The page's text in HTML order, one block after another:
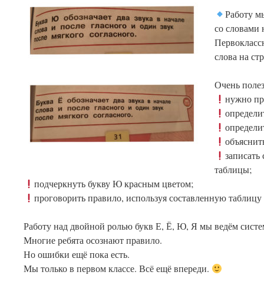
Работу
со словами
слова на
Очень
нужно
таблицы;
подчеркнуть букву Ю красным цветом;
проговорить правило, используя составленную
Работу над двойной ролью букв Е, Ё, Ю, Я мы ведём
Многие ребята осознают правило.
Но ошибки ещё пока есть.
Мы только в первом классе. Всё ещё впереди.